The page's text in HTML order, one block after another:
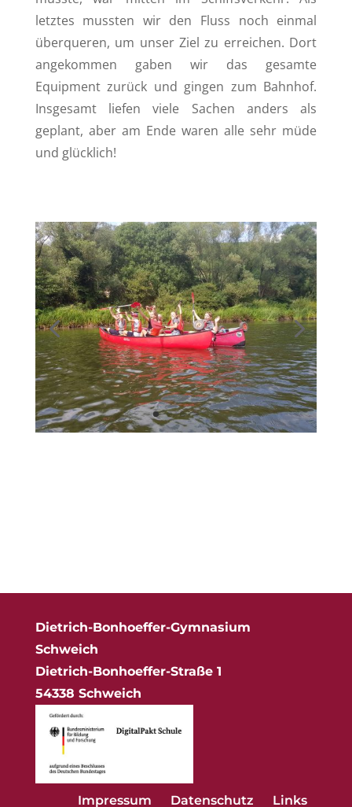
letztes mussten wir den Fluss noch einmal
überqueren, um unser Ziel zu erreichen. Dort
angekommen gaben wir das gesamte
Equipment zurück und gingen zum Bahnhof.
Insgesamt liefen viele Sachen anders als
geplant, aber am Ende waren alle sehr müde
und glücklich!
Dietrich-Bonhoeffer-Gymnasium
Schweich
Dietrich-Bonhoeffer-Straße 1
54338 Schweich
Impressum Datenschutz Links